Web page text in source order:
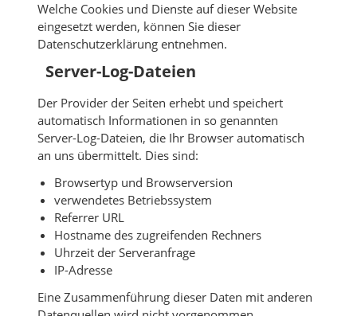
Welche Cookies und Dienste auf dieser Website
eingesetzt werden, können Sie dieser
Datenschutzerklärung entnehmen.
Server-Log-Dateien
Der Provider der Seiten erhebt und speichert
automatisch Informationen in so genannten
Server-Log-Dateien, die Ihr Browser automatisch
an uns übermittelt. Dies sind:
Browsertyp und Browserversion
verwendetes Betriebssystem
Referrer URL
Hostname des zugreifenden Rechners
Uhrzeit der Serveranfrage
IP-Adresse
Eine Zusammenführung dieser Daten mit anderen